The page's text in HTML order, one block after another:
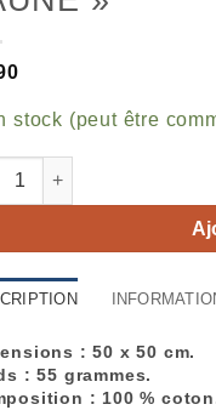
stock (peut être
de Serviette
:50 x 50 cm.
:55 grammes.
: 100 %